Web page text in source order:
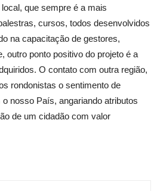
que sempre é a mais
cursos, todos desenvolvidos
na capacitação de gestores,
outro ponto positivo do projeto é a
O contato com outra região,
rondonistas o sentimento de
nosso País, angariando atributos
de um cidadão com valor